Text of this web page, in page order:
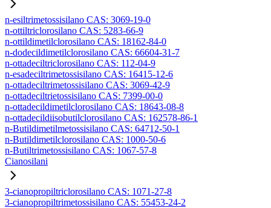
n-esiltrimetossisilano CAS: 3069-19-0
n-ottiltriclorosilano CAS: 5283-66-9
n-ottildimetilclorosilano CAS: 18162-84-0
n-dodecildimetilclorosilano CAS: 66604-31-7
n-ottadeciltriclorosilano CAS: 112-04-9
n-esadeciltrimetossisilano CAS: 16415-12-6
n-ottadeciltrimetossisilano CAS: 3069-42-9
n-ottadeciltrietossisilano CAS: 7399-00-0
n-ottadecildimetilclorosilano CAS: 18643-08-8
n-ottadecildiisobutilclorosilano CAS: 162578-86-1
n-Butildimetilmetossisilano CAS: 64712-50-1
n-Butildimetilclorosilano CAS: 1000-50-6
n-Butiltrimetossisilano CAS: 1067-57-8
Cianosilani
3-cianopropiltriclorosilano CAS: 1071-27-8
3-cianopropiltrimetossisilano CAS: 55453-24-2